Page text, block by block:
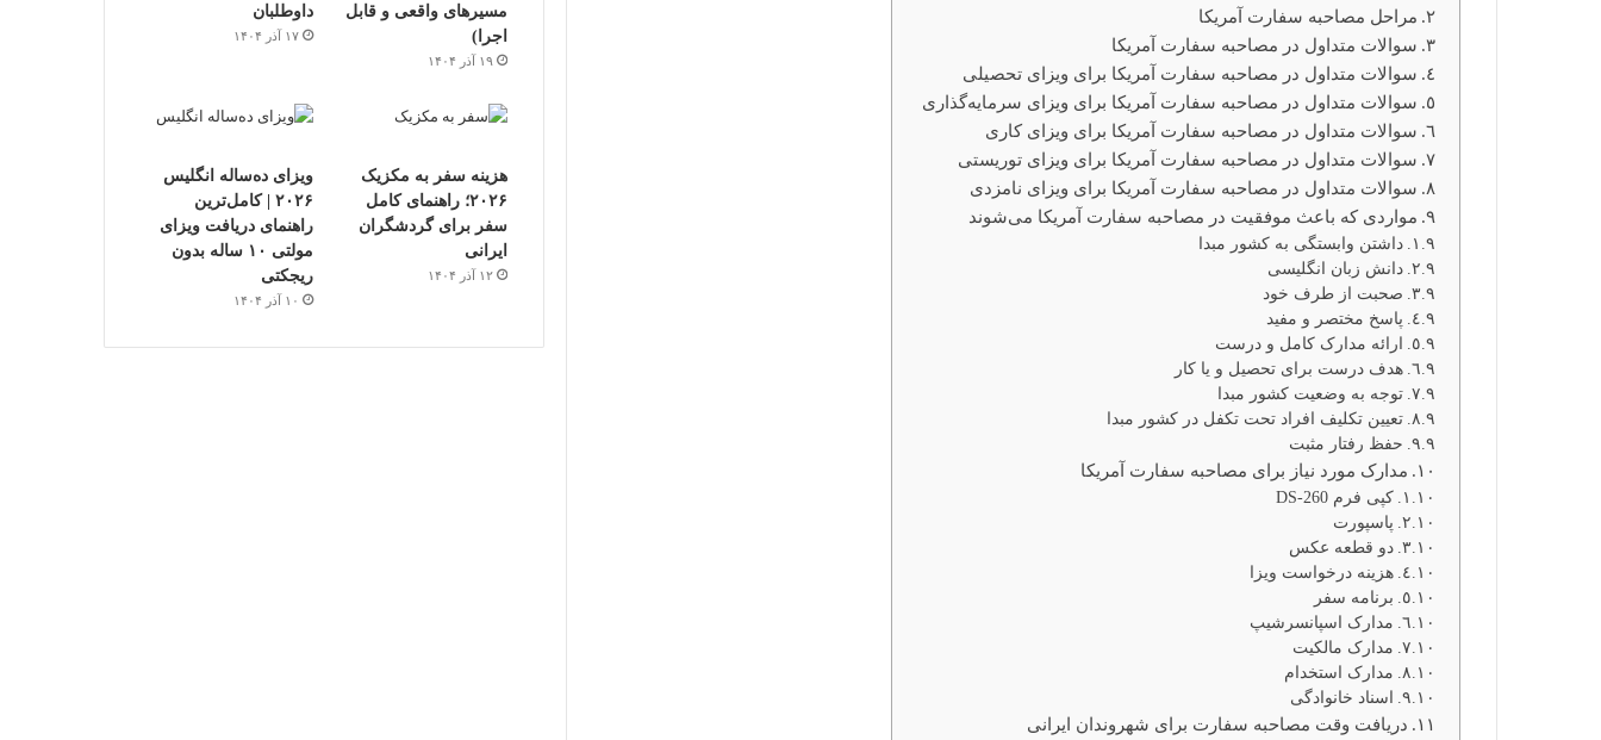
مراحل مصاحبه سفارت آمریکا
سوالات متداول در مصاحبه سفارت آمریکا
سوالات متداول در مصاحبه سفارت آمریکا برای ویزای تحصیلی
سوالات متداول در مصاحبه سفارت آمریکا برای ویزای سرمایه‌گذاری
سوالات متداول در مصاحبه سفارت آمریکا برای ویزای کاری
سوالات متداول در مصاحبه سفارت آمریکا برای ویزای توریستی
سوالات متداول در مصاحبه سفارت آمریکا برای ویزای نامزدی
مواردی که باعث موفقیت در مصاحبه سفارت آمریکا می‌شوند
داشتن وابستگی به کشور مبدا
دانش زبان انگلیسی
صحبت از طرف خود
پاسخ مختصر و مفید
ارائه مدارک کامل و درست
هدف درست برای تحصیل و یا کار
توجه به وضعیت کشور مبدا
تعیین تکلیف افراد تحت تکفل در کشور مبدا
حفظ رفتار مثبت
مدارک مورد نیاز برای مصاحبه سفارت آمریکا
کپی فرم DS-260
پاسپورت
دو قطعه عکس
هزینه درخواست ویزا
برنامه سفر
مدارک اسپانسرشیپ
مدارک مالکیت
مدارک استخدام
اسناد خانوادگی
دریافت وقت مصاحبه سفارت برای شهروندان ایرانی
مسیرهای واقعی و قابل
اجرا)
۱۹ آذر ۱۴۰۴
داوطلبان
۱۷ آذر ۱۴۰۴
هزینه سفر به مکزیک
۲۰۲۶؛ راهنمای کامل
سفر برای گردشگران
ایرانی
۱۲ آذر ۱۴۰۴
ویزای ده‌ساله انگلیس
۲۰۲۶ | کامل‌ترین
راهنمای دریافت ویزای
مولتی ۱۰ ساله بدون
ریجکتی
۱۰ آذر ۱۴۰۴